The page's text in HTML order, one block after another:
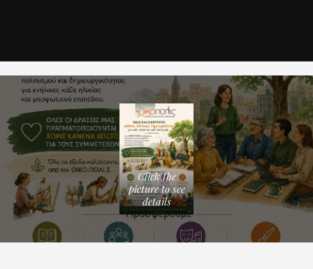
Click the
picture to see
details